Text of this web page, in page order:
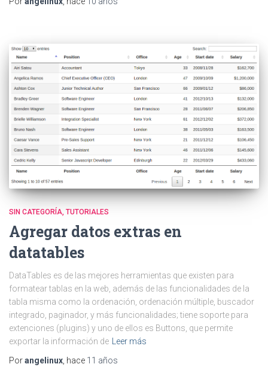
SIN CATEGORÍA TUTORIALES
Agregar datos extras en
datatables
DataTables es de las mejores herramientas que existen para
formatear tablas en la web, además de las funcionalidades de la
tabla misma como la ordenación, ordenación múltiple, buscador
integrado, paginador, y más funcionalidades; tiene soporte para
extenciones (plugins) y uno de ellos es Buttons, que permite
exportar la información de Leer más
Porangelinux, hace 11 años